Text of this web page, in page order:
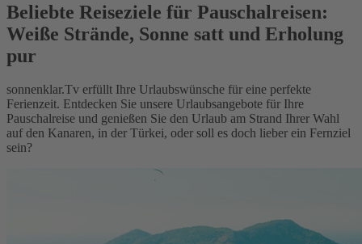
Beliebte Reiseziele für Pauschalreisen:
Weiße Strände, Sonne satt und Erholung
pur
sonnenklar.Tv erfüllt Ihre Urlaubswünsche für eine perfekte
Ferienzeit. Entdecken Sie unsere Urlaubsangebote für Ihre
Pauschalreise und genießen Sie den Urlaub am Strand Ihrer Wahl
auf den Kanaren, in der Türkei, oder soll es doch lieber ein Fernziel
sein?